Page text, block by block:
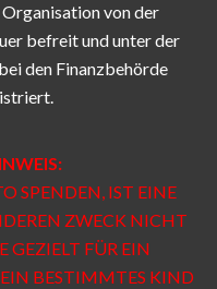
von der
befreit und unter der
den Finanzbehörde
SPENDEN, IST EINE
ZWECK NICHT
GEZIELT FÜR EIN
BESTIMMTES KIND